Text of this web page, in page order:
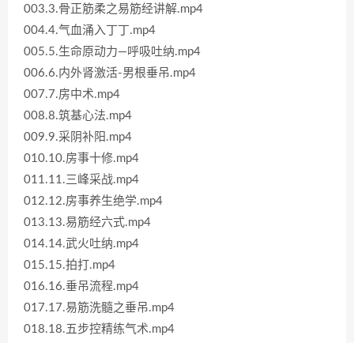
003.3.骨正筋柔之易筋经讲解.mp4
004.4.气血涌入丁丁.mp4
005.5.生命原动力—呼吸吐纳.mp4
006.6.内外肾激活-男根垂吊.mp4
007.7.房中术.mp4
008.8.筑基心法.mp4
009.9.采阴补阳.mp4
010.10.房事十修.mp4
011.11.三峰采战.mp4
012.12.房事养生绝学.mp4
013.13.易筋经六式.mp4
014.14.武火吐纳.mp4
015.15.拍打.mp4
016.16.垂吊流程.mp4
017.17.易筋洗髓之垂吊.mp4
018.18.五步控精练气术.mp4